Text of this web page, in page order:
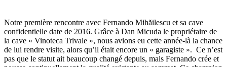
Notre première rencontre avec Fernando Mihăilescu et sa cave
confidentielle date de 2016. Grâce à Dan Micuda le propriétaire de
la cave « Vinoteca Trivale », nous avions eu cette année-là la chance
de lui rendre visite, alors qu’il était encore un « garagiste ». Ce n’est
pas que le statut ait beaucoup changé depuis, mais Fernando crée et